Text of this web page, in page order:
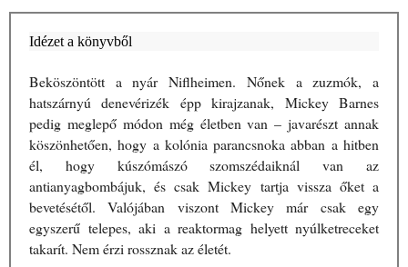
Idézet a könyvből
Beköszöntött ​a nyár Niflheimen. Nőnek a zuzmók, a
hatszárnyú denevérizék épp kirajzanak, Mickey Barnes
pedig meglepő módon még életben van – javarészt annak
köszönhetően, hogy a kolónia parancsnoka abban a hitben
él, hogy kúszómászó szomszédaiknál van az
antianyagbombájuk, és csak Mickey tartja vissza őket a
bevetésétől. Valójában viszont Mickey már csak egy
egyszerű telepes, aki a reaktormag helyett nyúlketreceket
takarít. Nem érzi rossznak az életét.